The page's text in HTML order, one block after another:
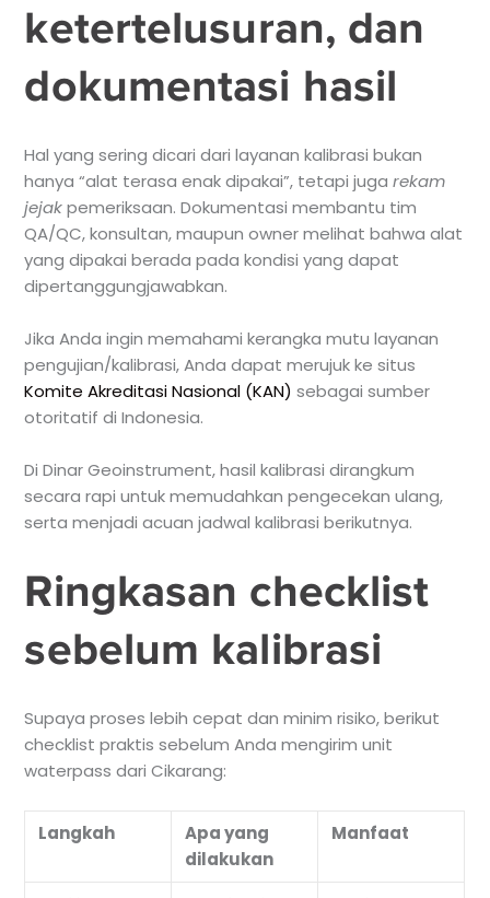
ketertelusuran, dan
dokumentasi hasil
Hal yang sering dicari dari layanan kalibrasi bukan
hanya “alat terasa enak dipakai”, tetapi jugarekam
jejakpemeriksaan. Dokumentasi membantu tim
QA/QC, konsultan, maupun owner melihat bahwa alat
yang dipakai berada pada kondisi yang dapat
dipertanggungjawabkan.
Jika Anda ingin memahami kerangka mutu layanan
pengujian/kalibrasi, Anda dapat merujuk ke situs
Komite Akreditasi Nasional (KAN) sebagai sumber
otoritatif di Indonesia.
Di Dinar Geoinstrument, hasil kalibrasi dirangkum
secara rapi untuk memudahkan pengecekan ulang,
serta menjadi acuan jadwal kalibrasi berikutnya.
Ringkasan checklist
sebelum kalibrasi
Supaya proses lebih cepat dan minim risiko, berikut
checklist praktis sebelum Anda mengirim unit
waterpass dari Cikarang:
Langkah
Apa yang
dilakukan
Manfaat